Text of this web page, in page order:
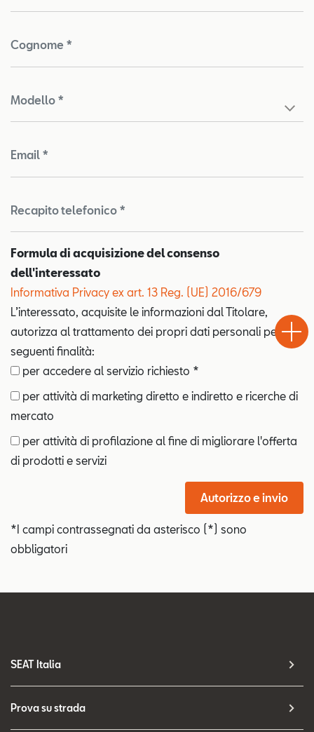
Cognome *
Modello *
Email *
Recapito telefonico *
Formula di acquisizione del consenso
dell'interessato
Informativa Privacy ex art. 13 Reg. (UE) 2016/679
L’interessato, acquisite le informazioni dal Titolare,
autorizza al trattamento dei propri dati personali per le
seguenti finalità:
per accedere al servizio richiesto *
per attività di marketing diretto e indiretto e ricerche di
mercato
per attività di profilazione al fine di migliorare l'offerta
di prodotti e servizi
Autorizzo e invio
*I campi contrassegnati da asterisco (*) sono
obbligatori
SEAT Italia
Prova su strada
Drive
Chiama